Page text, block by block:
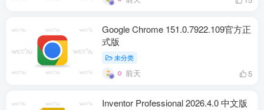
Google Chrome 151.0.7922.109官方正
式版
未分类
前天 5
Inventor Professional 2026.4.0 中文版